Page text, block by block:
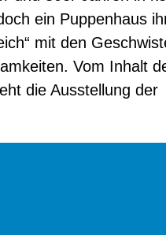
ein Puppenhaus
mit den
Vom Inhalt
die Ausstellung der